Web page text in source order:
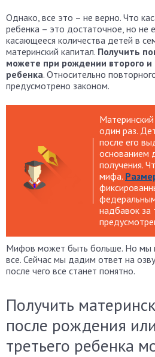
Однако, все это – не верно. Что
ребенка – это достаточное, но не
касающееся количества детей в
материнский капитал. Получить
можете при рождении второго
ребенка. Относительно
предусмотрено законом.
один раз.
после его
основанием
получения.
мифа.
надбавок за
Мифов может быть больше. Но мы
все. Сейчас мы дадим ответ на
после чего все станет понятно.
Получить
после рождения
третьего ребенка